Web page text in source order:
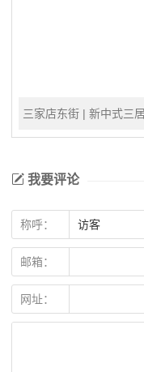
我要评论
称呼：
邮箱：
网址：